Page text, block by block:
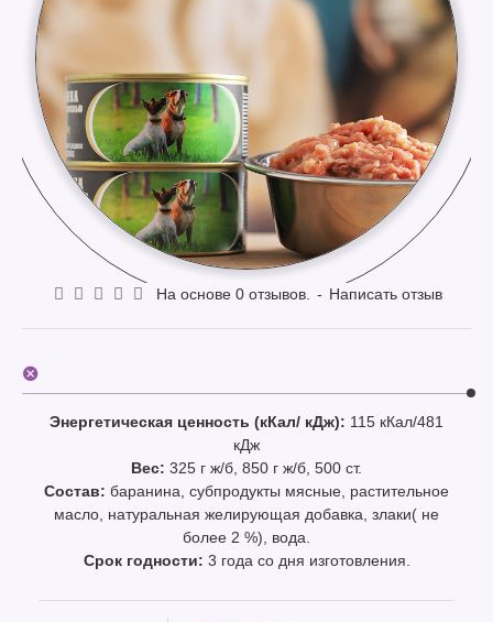
Энергетическая ценность (кКал/ кДж): 115 кКал/481
кДж
Вес: 325 г ж/б, 850 г ж/б, 500 ст.
Состав: баранина, субпродукты мясные, растительное
масло, натуральная желирующая добавка, злаки( не
более 2 %), вода.
Срок годности: 3 года со дня изготовления.
На основе 0 отзывов. - Написать отзыв